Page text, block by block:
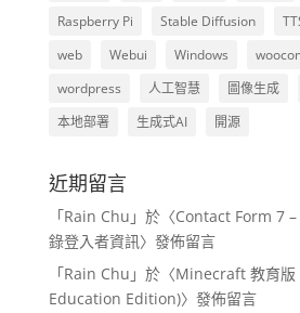
Raspberry Pi Stable Diffusion
web
Webui Windows
wordpress
人工智慧 圖像生成
本地部署
生成式AI 開源
近期留言
「Rain Chu 」於〈Contact Form 7 –
錄登入者資訊〉發佈留言
「Rain Chu 」於〈Minecraft 教育
Education Edition)〉發佈留言